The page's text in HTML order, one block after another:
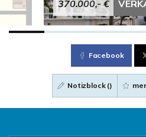
370.000,- €
Facebook
Notizblock ()